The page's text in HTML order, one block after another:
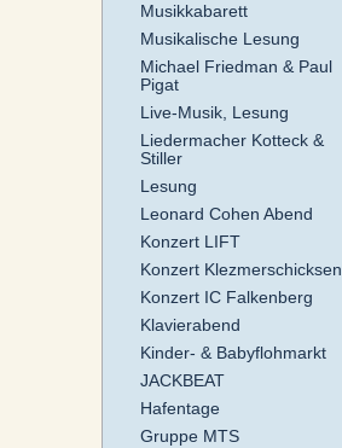
Musikkabarett
Musikalische Lesung
Michael Friedman & Paul
Pigat
Live-Musik, Lesung
Liedermacher Kotteck &
Stiller
Lesung
Leonard Cohen Abend
Konzert LIFT
Konzert Klezmerschicksen
Konzert IC Falkenberg
Klavierabend
Kinder- & Babyflohmarkt
JACKBEAT
Hafentage
Gruppe MTS